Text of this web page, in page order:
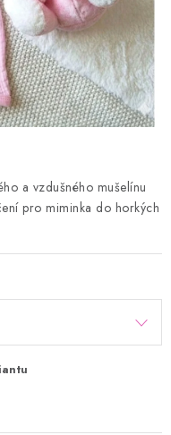
a platba
výměnu
a vzdušného mušelínu
pro miminka do horkých